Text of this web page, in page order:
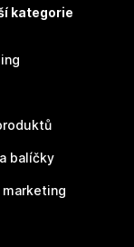
kategorie
balíčky